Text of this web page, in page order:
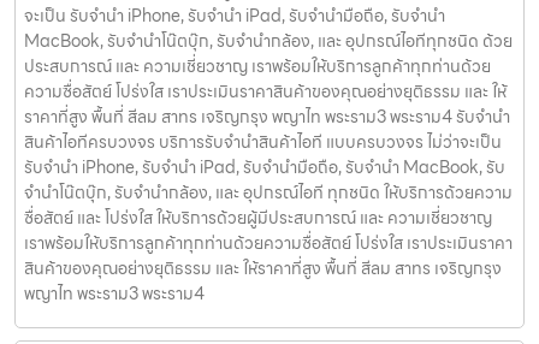
จะเป็น รับจำนำ iPhone, รับจำนำ iPad, รับจำนำมือถือ, รับจำนำ
MacBook, รับจำนำโน๊ตบุ๊ก, รับจำนำกล้อง, และ อุปกรณ์ไอทีทุกชนิด ด้วย
ประสบการณ์ และ ความเชี่ยวชาญ เราพร้อมให้บริการลูกค้าทุกท่านด้วย
ความซื่อสัตย์ โปร่งใส เราประเมินราคาสินค้าของคุณอย่างยุติธรรม และ ให้
ราคาที่สูง พื้นที่ สีลม สาทร เจริญกรุง พญาไท พระราม3 พระราม4 รับจำนำ
สินค้าไอทีครบวงจร บริการรับจำนำสินค้าไอที แบบครบวงจร ไม่ว่าจะเป็น
รับจำนำ iPhone, รับจำนำ iPad, รับจำนำมือถือ, รับจำนำ MacBook, รับ
จำนำโน๊ตบุ๊ก, รับจำนำกล้อง, และ อุปกรณ์ไอที ทุกชนิด ให้บริการด้วยความ
ซื่อสัตย์ และ โปร่งใส ให้บริการด้วยผู้มีประสบการณ์ และ ความเชี่ยวชาญ
เราพร้อมให้บริการลูกค้าทุกท่านด้วยความซื่อสัตย์ โปร่งใส เราประเมินราคา
สินค้าของคุณอย่างยุติธรรม และ ให้ราคาที่สูง พื้นที่ สีลม สาทร เจริญกรุง
พญาไท พระราม3 พระราม4